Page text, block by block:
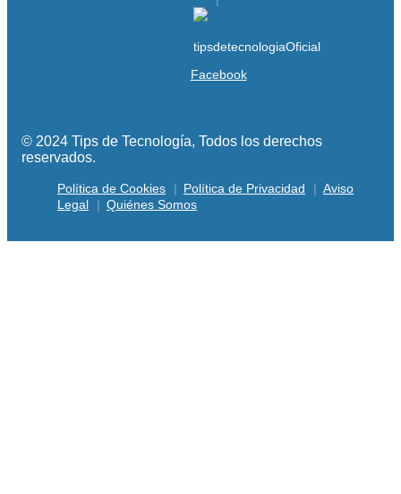
Facebook
© 2024 Tips de Tecnología, Todos los derechos
reservados.
Política de Cookies Política de Privacidad
Aviso
Legal
Quiénes Somos